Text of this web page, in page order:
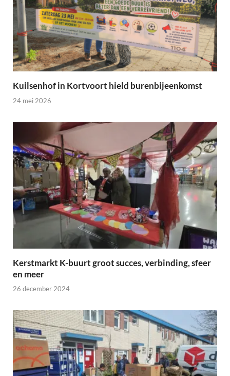
Kuilsenhof in Kortvoort hield burenbijeenkomst
24 mei 2026
Kerstmarkt K-buurt groot succes, verbinding, sfeer
en meer
26 december 2024